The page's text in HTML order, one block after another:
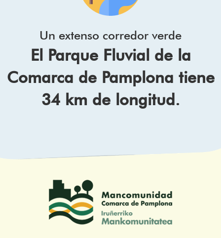
Un extenso corredor verde
El Parque Fluvial de la
Comarca de Pamplona tiene
34 km de longitud.